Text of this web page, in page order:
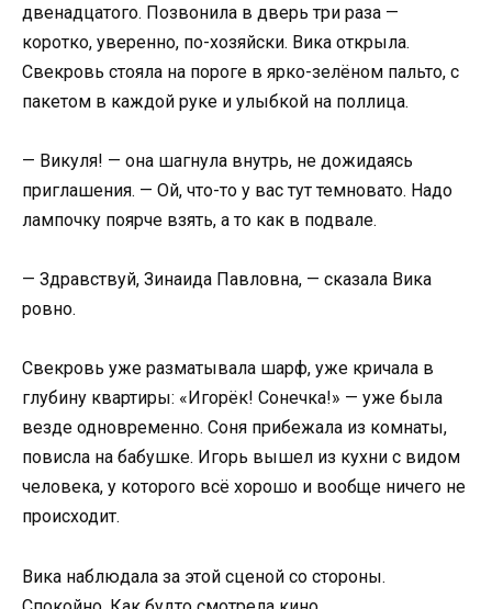
двенадцатого. Позвонила в дверь три раза —
коротко, уверенно, по-хозяйски. Вика открыла.
Свекровь стояла на пороге в ярко-зелёном пальто, с
пакетом в каждой руке и улыбкой на поллица.
— Викуля! — она шагнула внутрь, не дожидаясь
приглашения. — Ой, что-то у вас тут темновато. Надо
лампочку поярче взять, а то как в подвале.
— Здравствуй, Зинаида Павловна, — сказала Вика
ровно.
Свекровь уже разматывала шарф, уже кричала в
глубину квартиры: «Игорёк! Сонечка!» — уже была
везде одновременно. Соня прибежала из комнаты,
повисла на бабушке. Игорь вышел из кухни с видом
человека, у которого всё хорошо и вообще ничего не
происходит.
Вика наблюдала за этой сценой со стороны.